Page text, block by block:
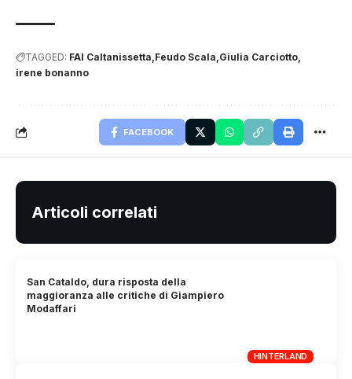
TAGGED: FAI Caltanissetta Feudo Scala Giulia Carciotto
irene bonanno
FACEBOOK
Articoli correlati
HINTERLAND
San Cataldo, dura risposta della
maggioranza alle critiche di Giampiero
Modaffari